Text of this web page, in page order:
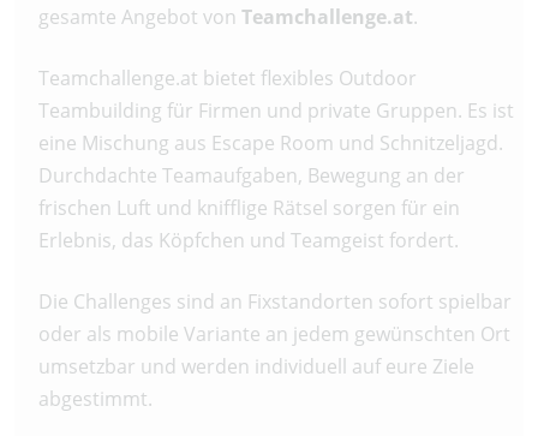
gesamte Angebot von Teamchallenge.at.
Teamchallenge.at bietet flexibles Outdoor
Teambuilding für Firmen und private Gruppen. Es ist
eine Mischung aus Escape Room und Schnitzeljagd.
Durchdachte Teamaufgaben, Bewegung an der
frischen Luft und knifflige Rätsel sorgen für ein
Erlebnis, das Köpfchen und Teamgeist fordert.
Die Challenges sind an Fixstandorten sofort spielbar
oder als mobile Variante an jedem gewünschten Ort
umsetzbar und werden individuell auf eure Ziele
abgestimmt.